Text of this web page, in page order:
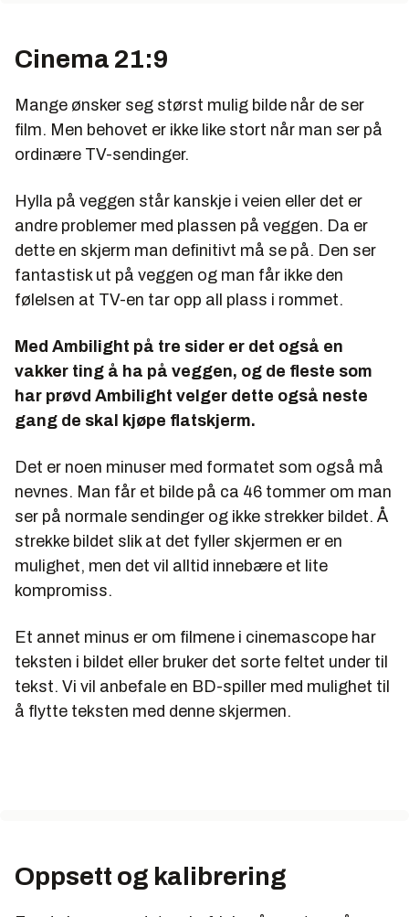
Cinema 21:9
Mange ønsker seg størst mulig bilde når de ser
film. Men behovet er ikke like stort når man ser på
ordinære TV-sendinger.
Hylla på veggen står kanskje i veien eller det er
andre problemer med plassen på veggen. Da er
dette en skjerm man definitivt må se på. Den ser
fantastisk ut på veggen og man får ikke den
følelsen at TV-en tar opp all plass i rommet.
Med Ambilight på tre sider er det også en
vakker ting å ha på veggen, og de fleste som
har prøvd Ambilight velger dette også neste
gang de skal kjøpe flatskjerm.
Det er noen minuser med formatet som også må
nevnes. Man får et bilde på ca 46 tommer om man
ser på normale sendinger og ikke strekker bildet. Å
strekke bildet slik at det fyller skjermen er en
mulighet, men det vil alltid innebære et lite
kompromiss.
Et annet minus er om filmene i cinemascope har
teksten i bildet eller bruker det sorte feltet under til
tekst. Vi vil anbefale en BD-spiller med mulighet til
å flytte teksten med denne skjermen.
Oppsett og kalibrering